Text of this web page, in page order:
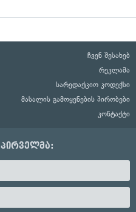
ჩვენ შესახებ
რეკლამა
სარედაქციო კოდექსი
მასალის გამოყენების პირობები
კონტაქტი
პირველმა: